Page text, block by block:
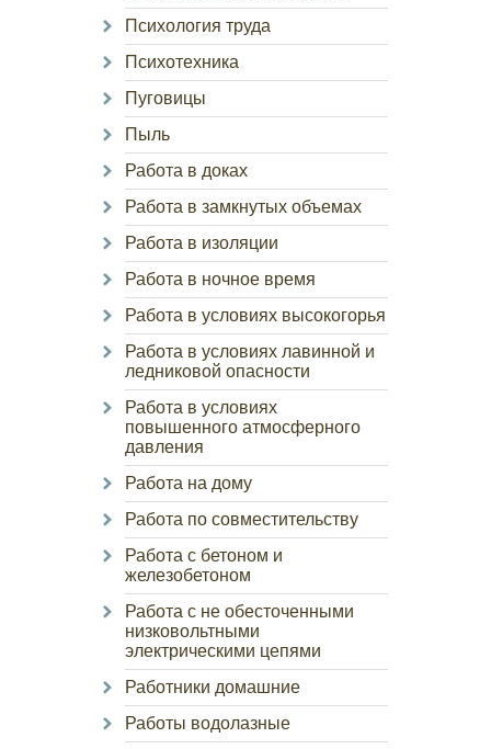
Психология труда
Психотехника
Пуговицы
Пыль
Работа в доках
Работа в замкнутых объемах
Работа в изоляции
Работа в ночное время
Работа в условиях высокогорья
Работа в условиях лавинной и
ледниковой опасности
Работа в условиях
повышенного атмосферного
давления
Работа на дому
Работа по совместительству
Работа с бетоном и
железобетоном
Работа с не обесточенными
низковольтными
электрическими цепями
Работники домашние
Работы водолазные